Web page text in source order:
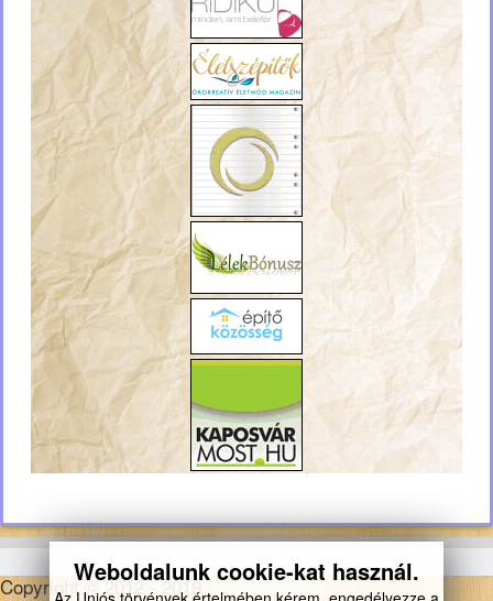
Weboldalunk cookie-kat használ.
Copyright © 2012 - 2019